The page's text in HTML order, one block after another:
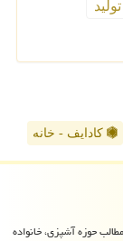
تولید
کادایف - خانه
حوزه آشپزی، خانواده